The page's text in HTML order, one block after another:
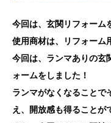
今回は、玄関リフォーム
使用商材は、リフォーム
今回は、ランマありの玄
ォームをしました！
ランマがなくなることで
え、開放感も得ることが